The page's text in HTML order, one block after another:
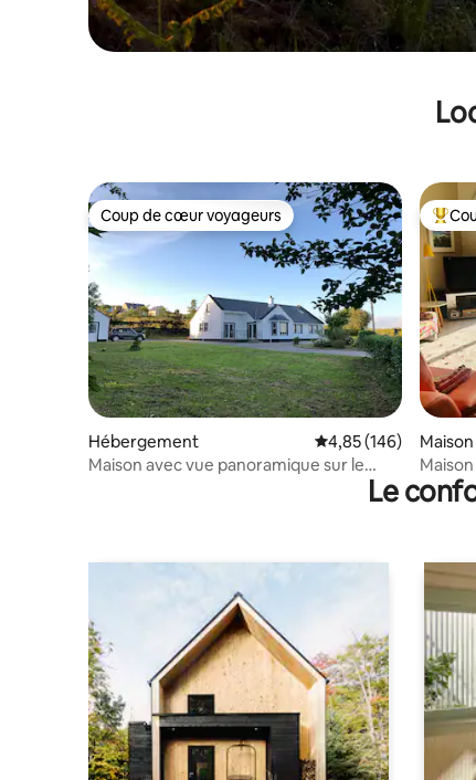
Coup de cœur voyageurs
Coup de cœur voyageurs
Hébergement Évaluation moyenne
4,85 (146)
Maison avec vue panoramique sur le
Co
Le